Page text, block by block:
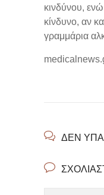
κινδύνου,
κίνδυνο, αν
γραμμάρια
ΔΕΝ